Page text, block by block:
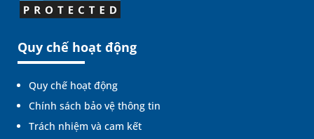
Quy chế hoạt động
Quy chế hoạt động
Chính sách bảo vệ thông tin
Trách nhiệm và cam kết